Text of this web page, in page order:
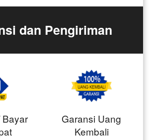
dan Pengiriman
Bayar
Garansi Uang
Kembali